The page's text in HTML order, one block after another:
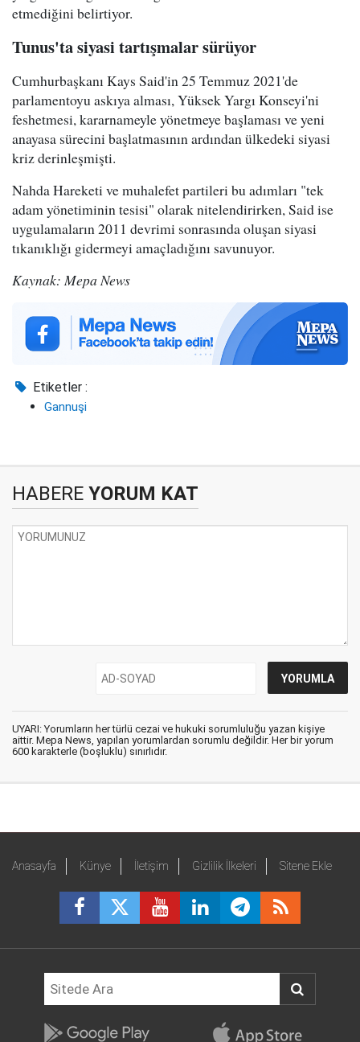
etmediğini belirtiyor.
Tunus'ta siyasi tartışmalar sürüyor
Cumhurbaşkanı Kays Said'in 25 Temmuz 2021'de
parlamentoyu askıya alması, Yüksek Yargı Konseyi'ni
feshetmesi, kararnameyle yönetmeye başlaması ve yeni
anayasa sürecini başlatmasının ardından ülkedeki siyasi
kriz derinleşmişti.
Nahda Hareketi ve muhalefet partileri bu adımları "tek
adam yönetiminin tesisi" olarak nitelendirirken, Said ise
uygulamaların 2011 devrimi sonrasında oluşan siyasi
tıkanıklığı gidermeyi amaçladığını savunuyor.
Kaynak: Mepa News
Etiketler :
Gannuşi
HABERE YORUM KAT
UYARI: Yorumların her türlü cezai ve hukuki sorumluluğu yazan kişiye
aittir. Mepa News, yapılan yorumlardan sorumlu değildir. Her bir yorum
600 karakterle (boşluklu) sınırlıdır.
Anasayfa Künye İletişim Gizlilik İlkeleri Sitene Ekle